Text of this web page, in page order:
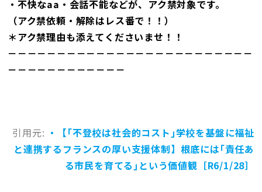
・不快なaa・会話不能などが、アク禁対象です。
（アク禁依頼・解除はレス番で！！）
＊アク禁理由も添えてくださいませ！！
－－－－－－－－－－－－－－－－－－－－－－－－－
－－－－－－－－－－－－
引用元: ・【｢不登校は社会的コスト｣学校を基盤に福祉
と連携するフランスの厚い支援体制】根底には｢責任あ
る市民を育てる｣という価値観［R6/1/28］